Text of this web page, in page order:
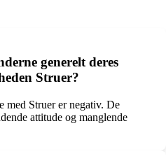
generelt deres
Struer?
med Struer er negativ. De
attitude og manglende